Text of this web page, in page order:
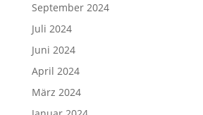
September 2024
Juli 2024
Juni 2024
April 2024
März 2024